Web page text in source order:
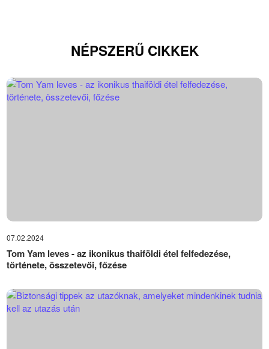
NÉPSZERŰ CIKKEK
07.02.2024
Tom Yam leves - az ikonikus thaiföldi étel felfedezése,
története, összetevői, főzése